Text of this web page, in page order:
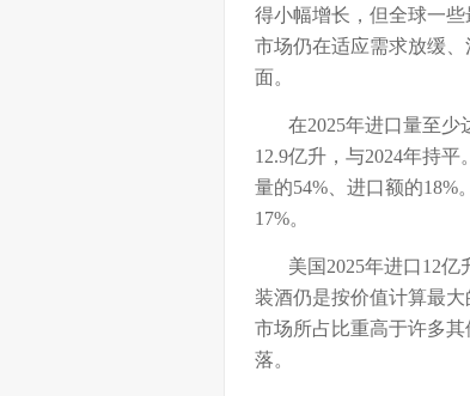
得小幅增长，但全球一些
市场仍在适应需求放缓
面。
在2025年进口量至少
12.9亿升，与2024年持
量的54%、进口额的18%
17%。
美国2025年进口12亿
装酒仍是按价值计算最
市场所占比重高于许多
落。